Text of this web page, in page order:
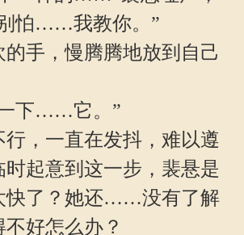
怕……我教你。”
手，慢腾腾地放到自己
下……它。”
，一直在发抖，难以遵
起意到这一步，裴悬是
快了？她还……没有了解
好怎么办？